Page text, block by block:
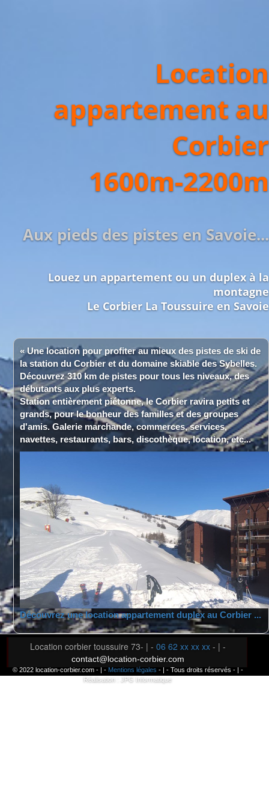
Location
appartement au
Corbier
1600m-2200m
Aux pieds des pistes en Savoie...
Louez un appartement ou un duplex à la
montagne
Le Corbier La Toussuire en Savoie
« Une location pour profiter au mieux des pistes de ski de
la station du Corbier et du domaine skiable des Sybelles.
Découvrez 310 km de pistes pour tous les niveaux, des
débutants aux plus experts.
Station entièrement piétonne, le Corbier ravira petits et
grands, pour le bonheur des familles et des groupes
d'amis. Galerie marchande, commerces, services,
navettes, restaurants, bars, discothèque, location, etc...
Découvrez une location appartement duplex au Corbier ...
Location corbier toussuire 73- | - 06 62 xx xx xx- | -
contact@location-corbier.com
© 2022 location-corbier.com - | - Mentions légales - | - Tous droits réservés - | -
Réalisation : JPG Informatique